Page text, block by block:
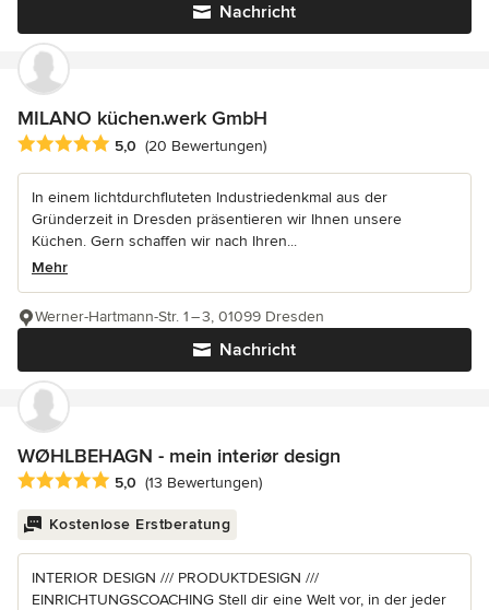
Nachricht
MILANO küchen.werk GmbH
Durchschnittliche Bewertung: 5 von 5 Sternen
5,0 (20 Bewertungen)
In einem lichtdurchfluteten Industriedenkmal aus der
Gründerzeit in Dresden präsentieren wir Ihnen unsere
Küchen. Gern schaffen wir nach Ihren...
Mehr
Nachricht
Werner-Hartmann-Str. 1 – 3, 01099 Dresden
WØHLBEHAGN - mein interiør design
Durchschnittliche Bewertung: 5 von 5 Sternen
5,0 (13 Bewertungen)
Kostenlose Erstberatung
INTERIOR DESIGN /// PRODUKTDESIGN ///
EINRICHTUNGSCOACHING Stell dir eine Welt vor, in der jeder